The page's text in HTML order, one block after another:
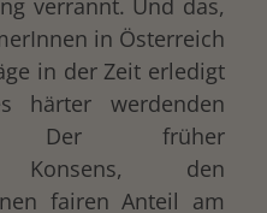
verrannt. Und das,
in Österreich
in der Zeit erledigt
härter werdenden
Der früher
Konsens, den
fairen Anteil am